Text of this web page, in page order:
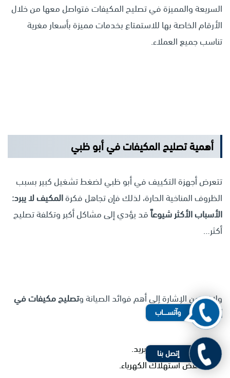
السريعة والمميزة في تصليح المكيفات فتواصل معها من خلال
الأرقام الخاصة بها للاستمتاع بخدمات مميزة بأسعار مغرية
تناسب جميع العملاء.
أهمية تصليح المكيفات في أبو ظبي
تتعرض أجهزة التكييف في أبو ظبي لضغط تشغيل كبير بسبب
الظروف المناخية الحارة، لذلك فإن تجاهل فكرةالمكيف لا يبرد:
الأسباب الأكثر شيوعاًقد يؤدي إلى مشاكل أكبر وتكلفة تصليح
أكثر…
ولا بد من الإشارة إلى أهم فوائد الصيانة وتصليح مكيفات في
أبوظبي المنتظم:
تحسين كفاءة التبريد.
خفض استهلاك الكهرباء.
إتصل بنا
وآتســــاب